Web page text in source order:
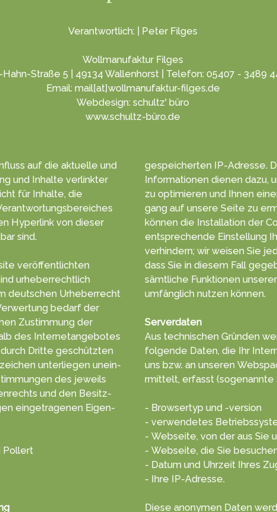
Verantwortlich: | Peter Filges
Wollmanufaktur Filges
Straße 5 | 49134 Wallenhorst | Telefon: 05407 - 3489
Email: mail[at]wollmanufaktur-filges.de
Webdesign: schultz' büro
www.schultz-büro.de
auf die aktuelle und
und Inhalte verlinkter
für Inhalte, die
sind.
veröffentlichten
urheber­rechtlich
bedarf der
der
des Internetangebotes
geschützten
unter­liegen unein­
des jeweils
und den Besitz­
einge­tragenen Eigen­
Pollert
ge­speicher­ten ­IP-Adresse.
Infor­matio­nen die­nen da­zu,
zu opti­mie­ren und Ihnen
gang auf unsere Sei­te zu
kön­nen die In­stal­la­tion der
ent­sprechen­de Ein­stel­lung
ver­hindern; wir wei­sen Sie
dass Sie in diesem Fall
sämt­liche Funk­tionen
umfäng­lich nut­zen kön­nen.
Serverdaten
Aus tech­nischen Gründ­en
folgende Da­ten, die Ihr
uns bzw. an unseren
rmittelt, erf­asst (soge­nannte
- Browsertyp und -version
- verwendetes
- Webseite, von der aus Sie
- Webseite, die Sie
- Datum und Uhrzeit Ihres
- Ihre IP-Adresse.
Diese anonymen Daten